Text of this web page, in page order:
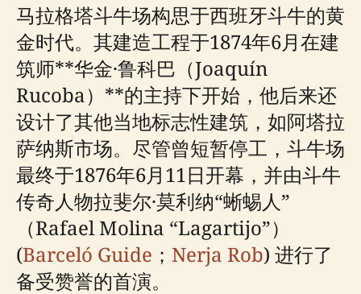
马拉格塔斗牛场构思于西班牙斗牛的黄
金时代。其建造工程于1874年6月在建
筑师**华金·鲁科巴（Joaquín
Rucoba）**的主持下开始，他后来还
设计了其他当地标志性建筑，如阿塔拉
萨纳斯市场。尽管曾短暂停工，斗牛场
最终于1876年6月11日开幕，并由斗牛
传奇人物拉斐尔·莫利纳“蜥蜴人”
（Rafael Molina “Lagartijo”）
(Barceló Guide ； Nerja Rob) 进行了
备受赞誉的首演。